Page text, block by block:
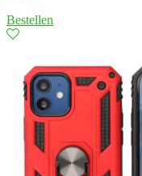
Bestellen